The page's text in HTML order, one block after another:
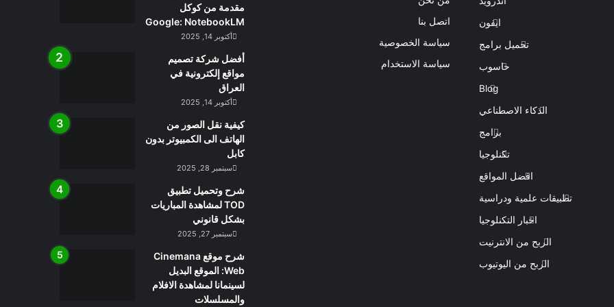
مقدمة من كوكل
Google: NotebookLM
أكتوبر 14, 2025
أفضل شركة تصميم
مواقع إلكترونية في
العراق
أكتوبر 14, 2025
كيفية نقل الصور من
الهاتف الى الكمبيوتر بدون
كابل
سبتمبر 28, 2025
شرح وتحميل تطبيق
TOD لمشاهدة المباريات
بشكل قانوني
سبتمبر 27, 2025
شرح موقع Cinemana
Web: الموقع البديل
لسينمانا لمشاهدة الافلام
والمسلسلات
اتصل بنا
سياسة الخصوصية
سياسة الاستخدام
ايفون
تحميل برامج
حاسوب
Blog
الذكاء الاصطناعي
برامج
تكنلوجيا
افضل المواقع
تطبيقات علمية ودراسية
اخبار التكنلوجيا
الربح من الانترنيت
الربح من اليوتيوب